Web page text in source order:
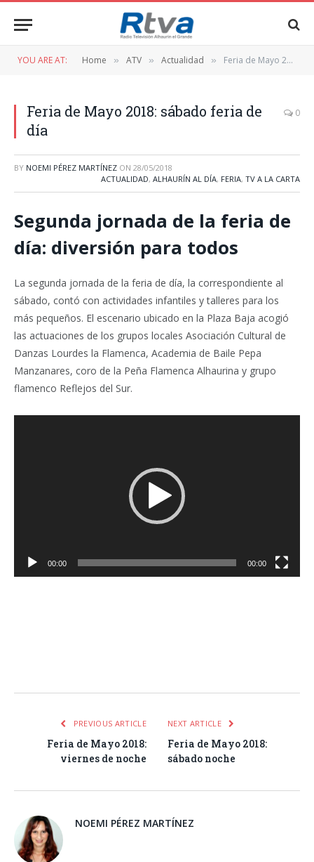
YOU ARE AT: Home » ATV » Actualidad » Feria de Mayo 2018: sábado feria de día
Feria de Mayo 2018: sábado feria de
día
0
BY NOEMI PÉREZ MARTÍNEZ ON 28/05/2018
ACTUALIDAD, ALHAURÍN AL DÍA, FERIA, TV A LA CARTA
Segunda jornada de la feria de
día: diversión para todos
La segunda jornada de la feria de día, la correspondiente al
sábado, contó con actividades infantiles y talleres para los
más pequeños. El escenario ubicado en la Plaza Baja acogió
las actuaciones de los grupos locales Asociación Cultural de
Danzas Lourdes la Flamenca, Academia de Baile Pepa
Manzanares, coro de la Peña Flamenca Alhaurina y grupo
flamenco Reflejos del Sur.
00:00 00:00
PREVIOUS ARTICLE
Feria de Mayo 2018:
viernes de noche
NEXT ARTICLE
Feria de Mayo 2018:
sábado noche
NOEMI PÉREZ MARTÍNEZ